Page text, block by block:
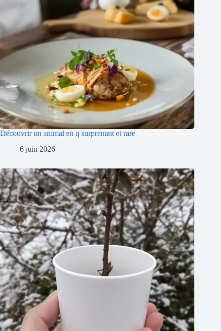
Découvrir un animal en q surprenant et rare
6 juin 2026